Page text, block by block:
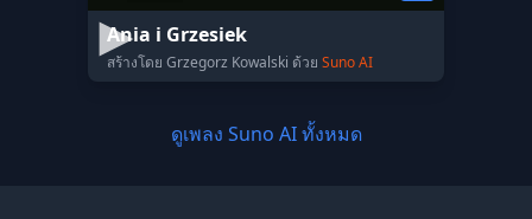
Ania i Grzesiek
สร้างโดย Grzegorz Kowalski ด้วย Suno AI
ดูเพลง Suno AI ทั้งหมด